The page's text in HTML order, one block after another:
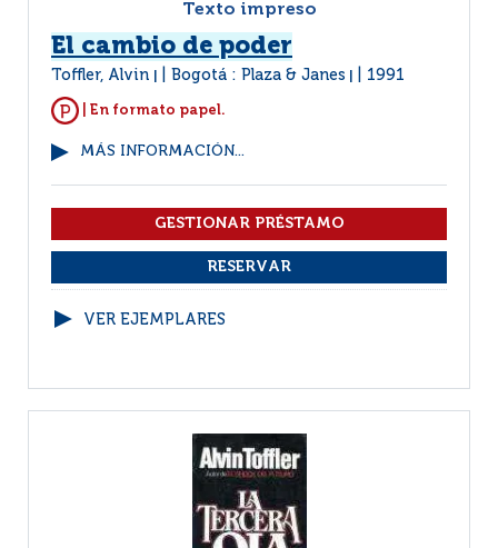
Texto impreso
El cambio de poder
Toffler, Alvin Bogotá : Plaza & Janes 1991
| En formato papel.
MÁS INFORMACIÓN...
VER EJEMPLARES